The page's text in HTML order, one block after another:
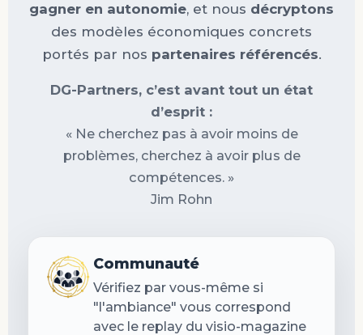
gagner en autonomie, et nous décryptons
des modèles économiques concrets
portés par nos partenaires référencés.
DG-Partners, c’est avant tout un état
d’esprit :
« Ne cherchez pas à avoir moins de
problèmes, cherchez à avoir plus de
compétences. »
Jim Rohn
Communauté
Vérifiez par vous-même si
"l'ambiance" vous correspond
avec le replay du visio-magazine